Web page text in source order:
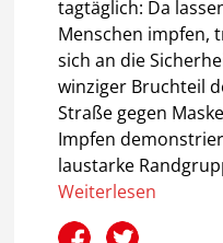
tagtäglich: Da
Menschen impfen,
sich an die
winziger Bruchteil
Straße gegen
Impfen
laustarke
Weiterlesen